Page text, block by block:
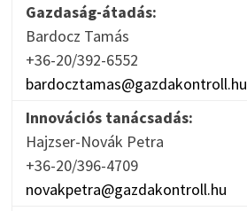
Gazdaság-átadás:
Bardocz Tamás
+36-20/392-6552
bardocztamas@gazdakontroll.hu
Innovációs tanácsadás:
Hajzser-Novák Petra
+36-20/396-4709
novakpetra@gazdakontroll.hu